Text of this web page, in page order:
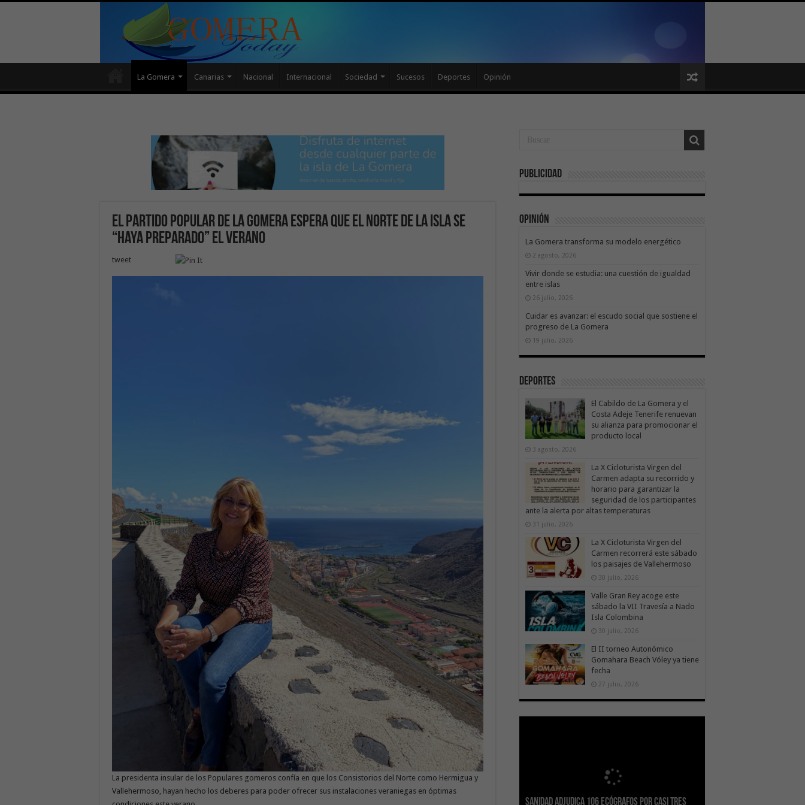
La Gomera Canarias Nacional Internacional Sociedad Sucesos Deportes Opinión
El Partido Popular de La Gomera espera que el Norte de la isla se
“haya preparado” el verano
tweet
La presidenta insular de los Populares gomeros confía en que los Consistorios del Norte como Hermigua y
Vallehermoso, hayan hecho los deberes para poder ofrecer sus instalaciones veraniegas en óptimas
Publicidad
Opinión
La Gomera transforma su modelo energético
2 agosto, 2026
Vivir donde se estudia: una cuestión de igualdad
entre islas
26 julio, 2026
Cuidar es avanzar: el escudo social que sostiene el
progreso de La Gomera
19 julio, 2026
Deportes
El Cabildo de La Gomera y el
Costa Adeje Tenerife renuevan
su alianza para promocionar el
producto local
3 agosto, 2026
La X Cicloturista Virgen del
Carmen adapta su recorrido y
horario para garantizar la
seguridad de los participantes
ante la alerta por altas temperaturas
31 julio, 2026
La X Cicloturista Virgen del
Carmen recorrerá este sábado
los paisajes de Vallehermoso
30 julio, 2026
Valle Gran Rey acoge este
sábado la VII Travesía a Nado
Isla Colombina
30 julio, 2026
El II torneo Autonómico
Gomahara Beach Vóley ya tiene
fecha
27 julio, 2026
Sanidad adjudica 106 ecógrafos por casi tres
Gesplan logra la máxima puntuación en el
El Gobierno canario concede ayudas del
Transición Ecológica coordina con Ashotel su
Visocan incorpora 170 pisos a su parque de
Sanidad refuerza la capacidad diagnóstica de